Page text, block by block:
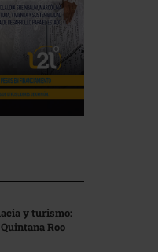
y turismo:
Roo